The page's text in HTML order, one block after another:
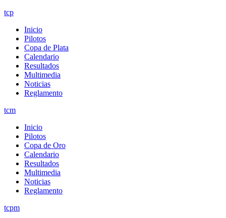
tcp
Inicio
Pilotos
Copa de Plata
Calendario
Resultados
Multimedia
Noticias
Reglamento
tcm
Inicio
Pilotos
Copa de Oro
Calendario
Resultados
Multimedia
Noticias
Reglamento
tcpm